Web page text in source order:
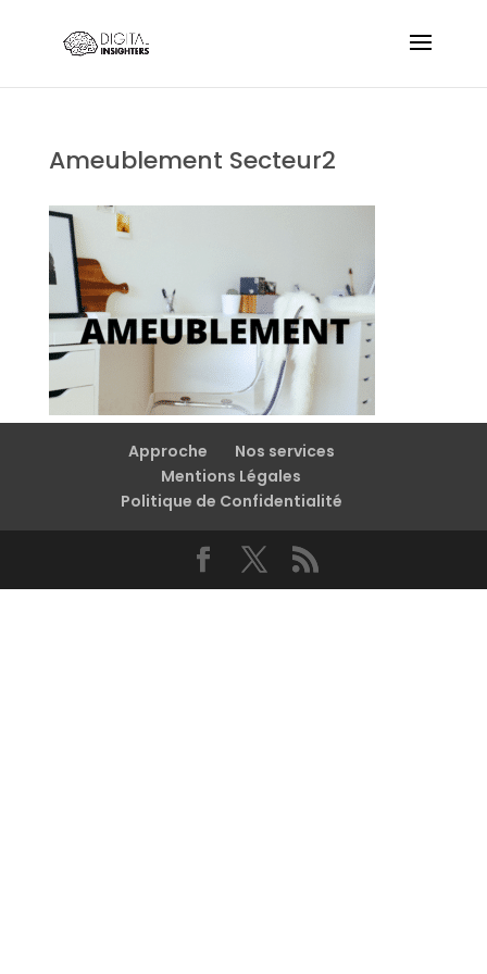
Ameublement Secteur2
Approche
Nos services
Mentions Légales
Politique de Confidentialité